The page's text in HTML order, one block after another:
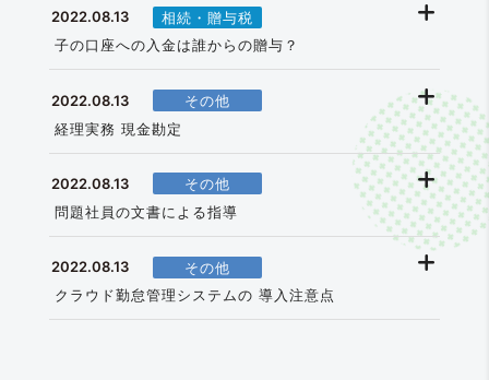
子の口座への入金は誰からの贈与？
2022.08.13 |相続・贈与税
経理実務 現金勘定
2022.08.13 その他
問題社員の文書による指導
2022.08.13 その他
クラウド勤怠管理システムの 導入注意点
2022.08.13 その他